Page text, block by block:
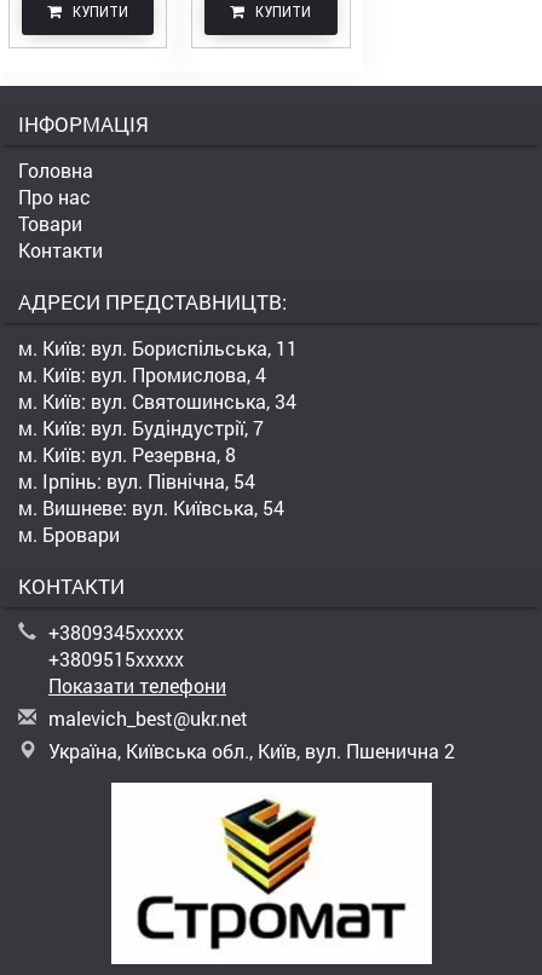
КУПИТИ КУПИТИ
ІНФОРМАЦІЯ
Головна
Про нас
Товари
Контакти
АДРЕСИ ПРЕДСТАВНИЦТВ:
м. Київ: вул. Бориспільська, 11
м. Київ: вул. Промислова, 4
м. Київ: вул. Святошинська, 34
м. Київ: вул. Будіндустрії, 7
м. Київ: вул. Резервна, 8
м. Ірпінь: вул. Північна, 54
м. Вишневе: вул. Київська, 54
м. Бровари
КОНТАКТИ
+3809345xxxxx
+3809515xxxxx
Показати телефони
malevich_best@ukr.net
Україна, Київська обл., Київ, вул. Пшенична 2